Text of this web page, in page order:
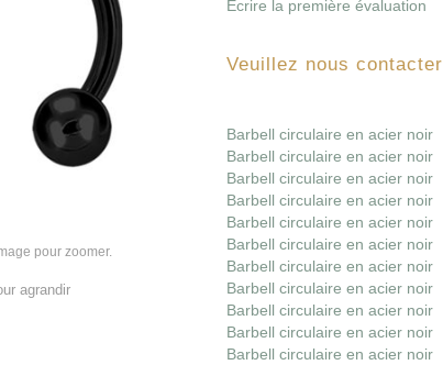
pour zoomer.
agrandir
Écrire la première évaluation
Veuillez nous contacter
Barbell circulaire en acier noir
Barbell circulaire en acier noir
Barbell circulaire en acier noir
Barbell circulaire en acier noir
Barbell circulaire en acier noir
Barbell circulaire en acier noir
Barbell circulaire en acier noir
Barbell circulaire en acier noir
Barbell circulaire en acier noir
Barbell circulaire en acier noir
Barbell circulaire en acier noir